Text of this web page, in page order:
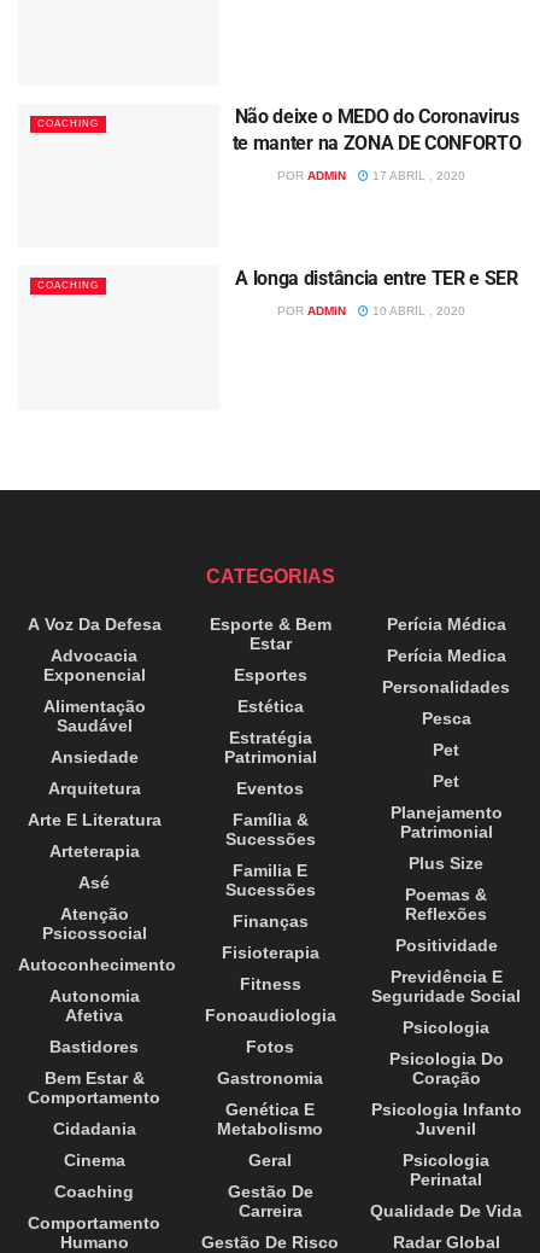
COACHING
Não deixe o MEDO do Coronavirus
te manter na ZONA DE CONFORTO
POR ADMIN 17 ABRIL , 2020
COACHING A longa distância entre TER e SER
POR ADMIN 10 ABRIL , 2020
CATEGORIAS
A Voz Da Defesa
Advocacia
Exponencial
Alimentação
Saudável
Ansiedade
Arquitetura
Arte E Literatura
Arteterapia
Asé
Atenção
Psicossocial
Autoconhecimento
Autonomia
Afetiva
Bastidores
Bem Estar &
Comportamento
Cidadania
Cinema
Coaching
Comportamento
Humano
Esporte & Bem
Estar
Esportes
Estética
Estratégia
Patrimonial
Eventos
Família &
Sucessões
Familia E
Sucessões
Finanças
Fisioterapia
Fitness
Fonoaudiologia
Fotos
Gastronomia
Genética E
Metabolismo
Geral
Gestão De
Carreira
Gestão De Risco
Perícia Médica
Perícia Medica
Personalidades
Pesca
Pet
Pet
Planejamento
Patrimonial
Plus Size
Poemas &
Reflexões
Positividade
Previdência E
Seguridade Social
Psicologia
Psicologia Do
Coração
Psicologia Infanto
Juvenil
Psicologia
Perinatal
Qualidade De Vida
Radar Global